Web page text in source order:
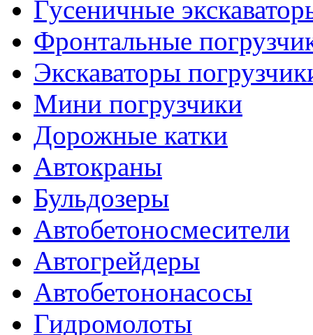
Гусеничные
Фронтальные
Экскаваторы
Мини погрузчики
Дорожные катки
Автокраны
Бульдозеры
Автобетоносмесители
Автогрейдеры
Автобетононасосы
Гидромолоты